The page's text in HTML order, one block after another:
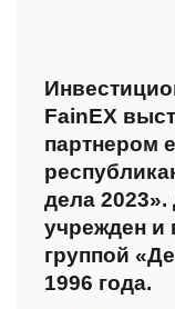
FainEX
партнером
дела
учрежден и
группой
1996 года.